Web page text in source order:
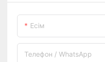
Есім
Телефон / WhatsApp